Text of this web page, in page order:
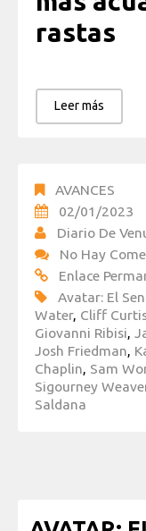
rastas
Leer más
AVANCES
02/01/2023
Diario De
No Hay
Enlace
Avatar: El
Water, Cliff
Giovanni Ribisi,
Josh Friedman,
Chaplin, Sam
Sigourney
Saldana